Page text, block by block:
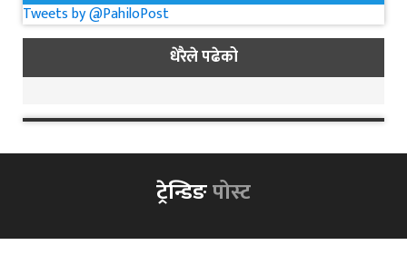
Tweets by @PahiloPost
धेरैले पढेको
ट्रेन्डिङपोस्ट